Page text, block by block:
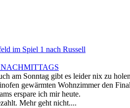
im Spiel 1 nach Russell
NACHMITTAGS
am Sonntag gibt es leider nix zu
gewärmten Wohnzimmer den
erspare ich mir heute.
Mehr geht nicht....